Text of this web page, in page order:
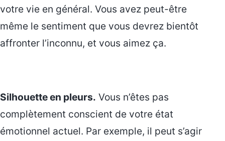
votre vie en général. Vous avez peut-être
même le sentiment que vous devrez bientôt
affronter l’inconnu, et vous aimez ça.
Silhouette en pleurs. Vous n’êtes pas
complètement conscient de votre état
émotionnel actuel. Par exemple, il peut s’agir